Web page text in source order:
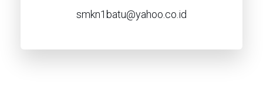
smkn1batu@yahoo.co.id